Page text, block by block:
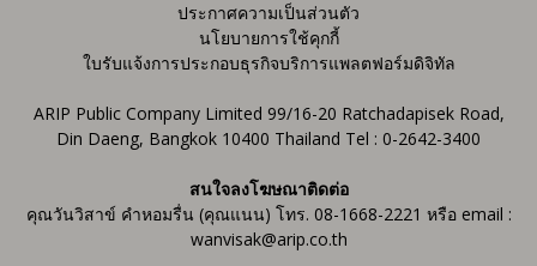
ประกาศความเป็นส่วนตัว
นโยบายการใช้คุกกี้
ใบรับแจ้งการประกอบธุรกิจบริการแพลตฟอร์มดิจิทัล
ARIP Public Company Limited 99/16-20 Ratchadapisek Road,
Din Daeng, Bangkok 10400 Thailand Tel : 0-2642-3400
สนใจลงโฆษณาติดต่อ
คุณวันวิสาข์ คำหอมรื่น (คุณแนน) โทร. 08-1668-2221 หรือ email :
wanvisak@arip.co.th